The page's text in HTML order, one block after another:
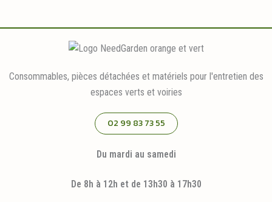
Consommables, pièces détachées et matériels pour l'entretien des
espaces verts et voiries
02 99 83 73 55
Du mardi au samedi
De 8h à 12h et de 13h30 à 17h30